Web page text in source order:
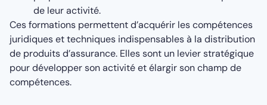
de leur activité.
Ces formations permettent d’acquérir les compétences
juridiques et techniques indispensables à la distribution
de produits d’assurance. Elles sont un levier stratégique
pour développer son activité et élargir son champ de
compétences.